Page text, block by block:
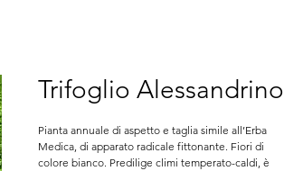
Trifoglio Alessandrino
Pianta annuale di aspetto e taglia simile all’Erba
Medica, di apparato radicale fittonante. Fiori di
colore bianco. Predilige climi temperato-caldi, è